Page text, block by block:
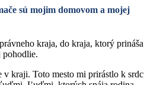
sú mojim domovom a mojej
kraja, do kraja, ktorý prináša
pohodlie.
v kraji. Toto mesto mi prirástlo k